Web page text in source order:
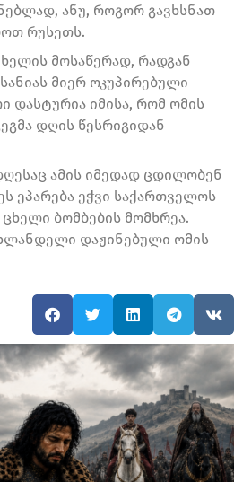
ანუ, როგორ გავხსნათ
რუსეთს.
მოსაწერად, რადგან
მიერ ოკუპირებული
დასტურია იმისა, რომ ომის
დღის წესრიგიდან
ამის იმედად ცდილობენ
ეპარება ეჭვი საქართველოს
ბომბების მომხრეა.
დაჟინებული ომის